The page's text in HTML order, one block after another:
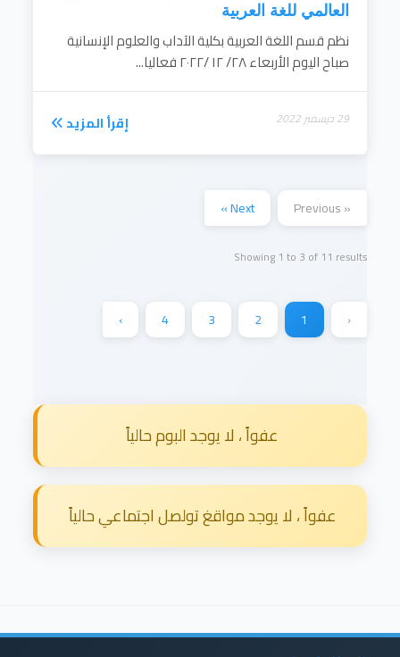
العالمي للغة العربية
نظم قسم اللغة العربية بكلية الآداب والعلوم الإنسانية
صباح اليوم الأربعاء ٢٨/ ١٢ /٢٠٢٢ فعاليا...
29 ديسمبر 2022 إقرأ المزيد
« Previous
Next »
Showing 1 to 3 of 11 results
‹
1
2
3
4
›
عفواً ، لا يوجد البوم حالياً
عفواً ، لا يوجد مواقغ تولصل اجتماعي حالياً